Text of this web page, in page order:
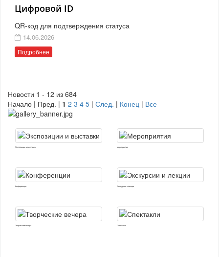
Цифровой ID
QR-код для подтверждения статуса
14.06.2026
Подробнее
Новости 1 - 12 из 684
Начало | Пред. | 1 2 3 4 5 | След. | Конец | Все
Экспозиции и выставки Мероприятия
Конференции Экскурсии и лекции
Творческие вечера Спектакли